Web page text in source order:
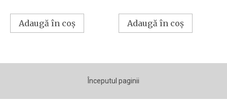
Adaugă în coș Adaugă în coș
Începutul paginii